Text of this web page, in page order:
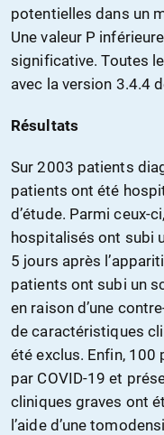
potentielles dans un
Une valeur P
significative. Toutes
avec la version 3.4.4
Résultats
Sur 2003 patients
patients ont été
d’étude. Parmi ceux-
hospitalisés ont subi
5 jours après
patients ont subi un
en raison d’une
de caractéristiques
été exclus. Enfin, 100
par COVID-19 et
cliniques graves ont
l’aide d’une